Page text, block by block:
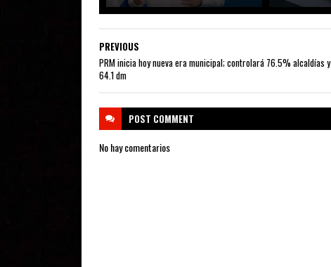
PREVIOUS
PRM inicia hoy nueva era municipal; controlará 76.5% alcaldías y
64.1 dm
POST COMMENT
No hay comentarios